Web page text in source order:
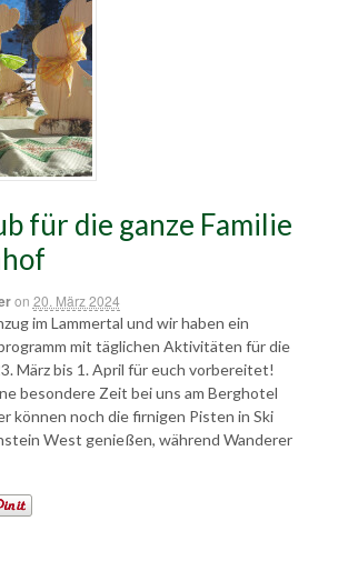
für die ganze Familie
on 20. März 2024
im Lammertal und wir haben ein
mit täglichen Aktivitäten für die
März bis 1. April für euch vorbereitet!
besondere Zeit bei uns am Berghotel
können noch die firnigen Pisten in Ski
West genießen, während Wanderer